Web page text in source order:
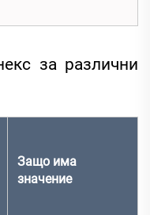
за различни
Защо има
значение